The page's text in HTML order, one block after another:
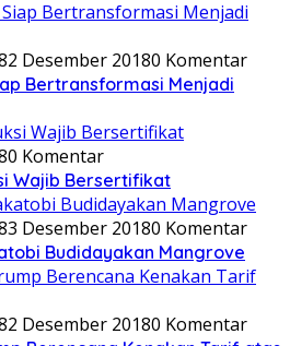
2 Desember 20180 Komentar
Bertransformasi Menjadi
0 Komentar
Wajib Bersertifikat
3 Desember 20180 Komentar
Budidayakan Mangrove
2 Desember 20180 Komentar